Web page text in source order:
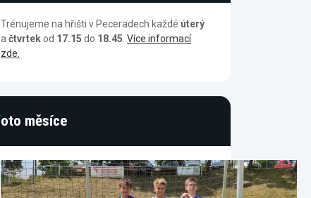
Trénujeme na hřišti v Peceradech každé úterý
a čtvrtekod 17.15 do 18.45 Více informací
zde.
Foto měsíce